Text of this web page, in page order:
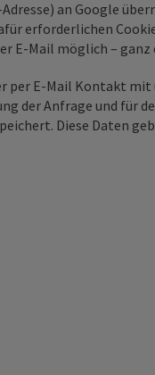
an Google
erforderlichen
Mail möglich – ganz
per E-Mail Kontakt
der Anfrage und für
Diese Daten